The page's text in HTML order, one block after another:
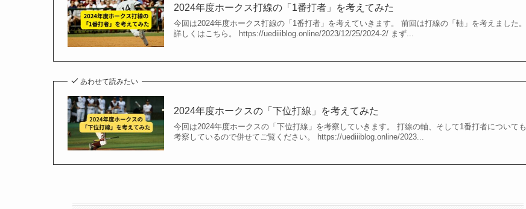
2024年度ホークス打線の「1番打者」を考えてみた
今回は2024年度ホークス打線の「1番打者」を考えていきます。 前回は打線の「軸」を考えました。
詳しくはこちら。 https://uediiiblog.online/2023/12/25/2024-2/ まず...
あわせて読みたい
2024年度ホークスの「下位打線」を考えてみた
今回は2024年度ホークスの「下位打線」を考察していきます。 打線の軸、そして1番打者についても
考察しているので併せてご覧ください。 https://uediiiblog.online/2023...